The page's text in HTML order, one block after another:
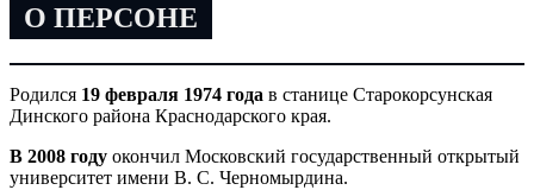
О ПЕРСОНЕ
Родился 19 февраля 1974 года в станице Старокорсунская
Динского района Краснодарского края.
В 2008 году окончил Московский государственный открытый
университет имени В. С. Черномырдина.